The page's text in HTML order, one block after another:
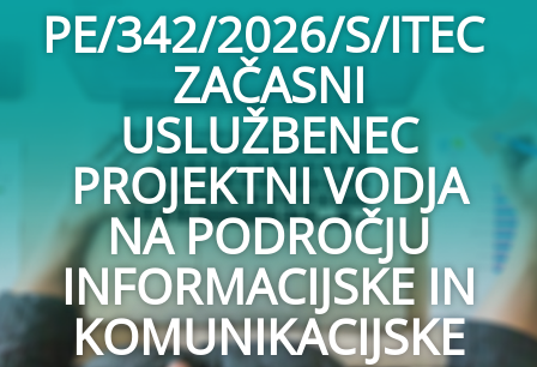
PE/342/2026/S/ITEC
ZAČASNI
USLUŽBENEC
PROJEKTNI VODJA
NA PODROČJU
INFORMACIJSKE IN
KOMUNIKACIJSKE